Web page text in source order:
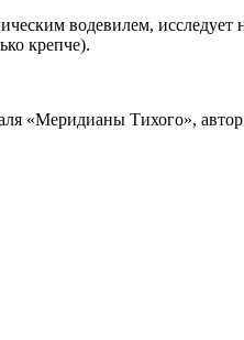
водевилем, исследует
крепче).
«Меридианы Тихого»,